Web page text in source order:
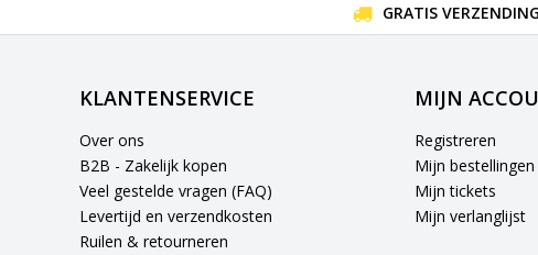
GRATIS
KLANTENSERVICE
Over ons
B2B - Zakelijk kopen
Veel gestelde vragen (FAQ)
Levertijd en verzendkosten
Ruilen & retourneren
MIJN
Registreren
Mijn bestellingen
Mijn tickets
Mijn verlanglijst